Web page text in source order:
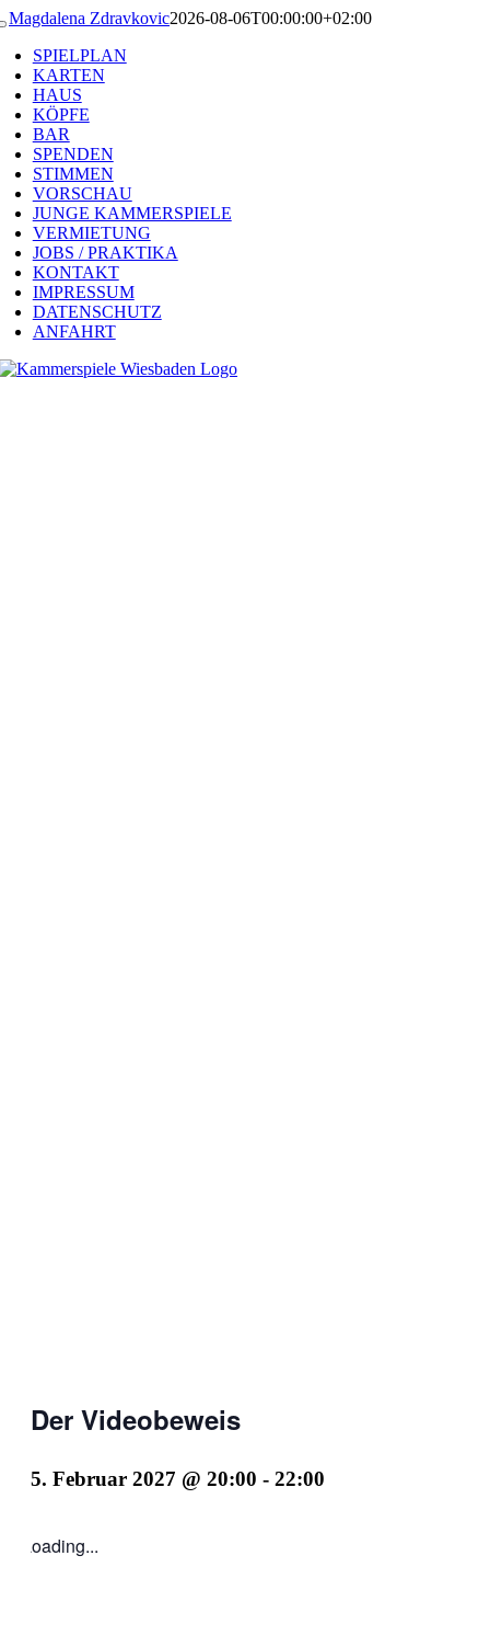
Zum
springen
SPIELPLAN
KARTEN
HAUS
KÖPFE
BAR
SPENDEN
STIMMEN
VORSCHAU
JUNGE KAMMERSPIELE
VERMIETUNG
JOBS / PRAKTIKA
KONTAKT
IMPRESSUM
DATENSCHUTZ
ANFAHRT
Magdalena Zdravkovic2026-08-06T00:00:00+02:00
Der Videobeweis
5. Februar 2027 @ 20:00 - 22:00
Loading...